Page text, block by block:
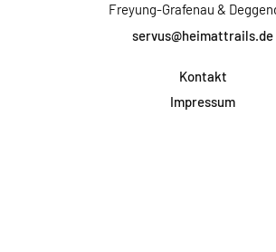
Freyung-Grafenau &
servus@heimattrails.de
Kontakt
Impressum